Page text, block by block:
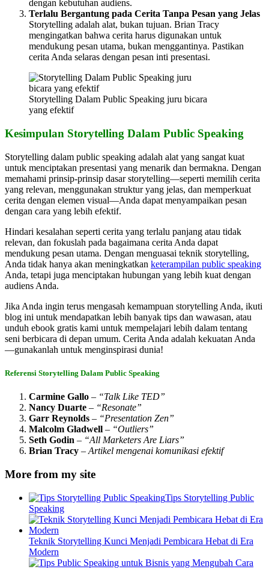
dengan kebutuhan audiens.
Terlalu Bergantung pada Cerita Tanpa Pesan yang Jelas
Storytelling adalah alat, bukan tujuan. Brian Tracy
mengingatkan bahwa cerita harus digunakan untuk
mendukung pesan utama, bukan menggantinya. Pastikan
cerita Anda selaras dengan pesan inti presentasi.
Storytelling Dalam Public Speaking juru bicara
yang efektif
Kesimpulan Storytelling Dalam Public Speaking
Storytelling dalam public speaking adalah alat yang sangat kuat
untuk menciptakan presentasi yang menarik dan bermakna. Dengan
memahami prinsip-prinsip dasar storytelling—seperti memilih cerita
yang relevan, menggunakan struktur yang jelas, dan memperkuat
cerita dengan elemen visual—Anda dapat menyampaikan pesan
dengan cara yang lebih efektif.
Hindari kesalahan seperti cerita yang terlalu panjang atau tidak
relevan, dan fokuslah pada bagaimana cerita Anda dapat
mendukung pesan utama. Dengan menguasai teknik storytelling,
Anda tidak hanya akan meningkatkan keterampilan public speaking
Anda, tetapi juga menciptakan hubungan yang lebih kuat dengan
audiens Anda.
Jika Anda ingin terus mengasah kemampuan storytelling Anda, ikuti
blog ini untuk mendapatkan lebih banyak tips dan wawasan, atau
unduh ebook gratis kami untuk mempelajari lebih dalam tentang
seni berbicara di depan umum. Cerita Anda adalah kekuatan Anda
—gunakanlah untuk menginspirasi dunia!
Referensi Storytelling Dalam Public Speaking
Carmine Gallo – “Talk Like TED”
Nancy Duarte – “Resonate”
Garr Reynolds – “Presentation Zen”
Malcolm Gladwell – “Outliers”
Seth Godin – “All Marketers Are Liars”
Brian Tracy – Artikel mengenai komunikasi efektif
More from my site
Tips Storytelling Public
Speaking
Teknik Storytelling Kunci Menjadi Pembicara Hebat di Era
Modern